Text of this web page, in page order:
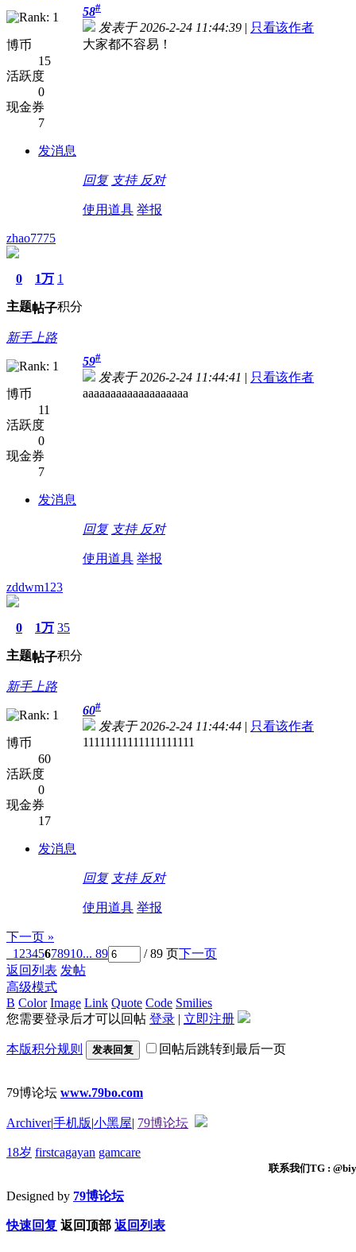
博币
15
活跃度
0
现金券
7
发消息
58#
发表于 2026-2-24 11:44:39 | 只看该作者
大家都不容易！
回复 支持 反对
使用道具 举报
zhao7775
0
主题
1万
帖子
1
积分
新手上路
博币
11
活跃度
0
现金券
7
发消息
59#
发表于 2026-2-24 11:44:41 | 只看该作者
aaaaaaaaaaaaaaaaaaa
回复 支持 反对
使用道具 举报
zddwm123
0
主题
1万
帖子
35
积分
新手上路
博币
60
活跃度
0
现金券
17
发消息
60#
发表于 2026-2-24 11:44:44 | 只看该作者
11111111111111111111
回复 支持 反对
使用道具 举报
下一页 »
1 2345678910... 89 / 89 页下一页
返回列表 发帖
高级模式
B Color Image Link Quote Code Smilies
您需要登录后才可以回帖 登录 | 立即注册
本版积分规则 发表回复 回帖后跳转到最后一页
79博论坛 www.79bo.com
Archiver|手机版|小黑屋| 79博论坛
18岁 firstcagayan gamcare
联系我们TG :
Designed by 79博论坛
快速回复 返回顶部 返回列表